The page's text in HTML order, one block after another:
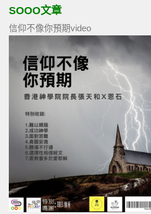
SOOO文章
信仰不像你預期video